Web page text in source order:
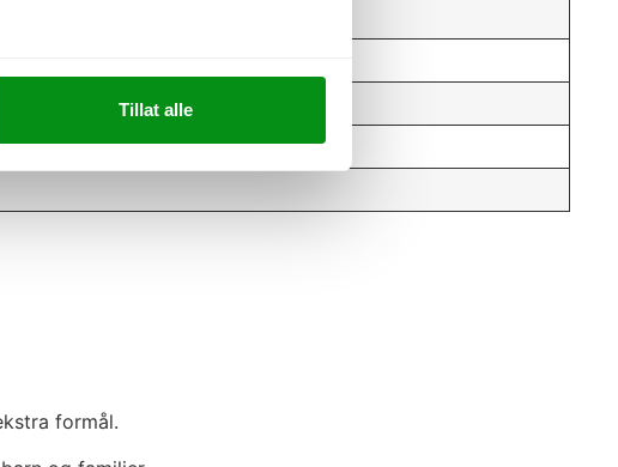
Tillat alle
formål.